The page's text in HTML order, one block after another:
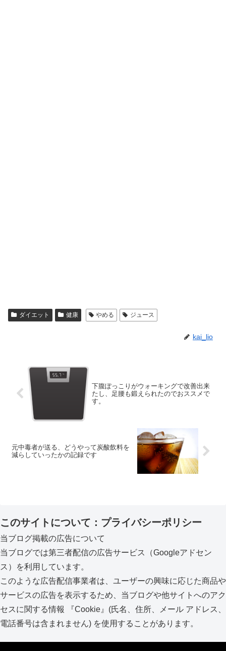
ダイエット 健康 やめる ジュース
kai_lio
下腹ぽっこりがウォーキングで改善出来
たし、足腰も鍛えられたのでおススメで
す。
元中毒者が送る、どうやって炭酸飲料を
減らしていったかの記録です
このサイトについて：プライバシーポリシー
当ブログ掲載の広告について
当ブログでは第三者配信の広告サービス（Googleアドセン
ス）を利用しています。
このような広告配信事業者は、ユーザーの興味に応じた商品や
サービスの広告を表示するため、当ブログや他サイトへのアク
セスに関する情報 『Cookie』(氏名、住所、メール アドレス、
電話番号は含まれません) を使用することがあります。